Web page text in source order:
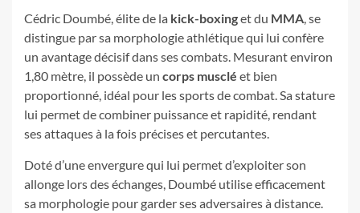
Cédric Doumbé, élite de la kick-boxinget du MMA, se
distingue par sa morphologie athlétique qui lui confère
un avantage décisif dans ses combats. Mesurant environ
1,80 mètre, il possède un corps musclé et bien
proportionné, idéal pour les sports de combat. Sa stature
lui permet de combiner puissance et rapidité, rendant
ses attaques à la fois précises et percutantes.
Doté d’une envergure qui lui permet d’exploiter son
allonge lors des échanges, Doumbé utilise efficacement
sa morphologie pour garder ses adversaires à distance.